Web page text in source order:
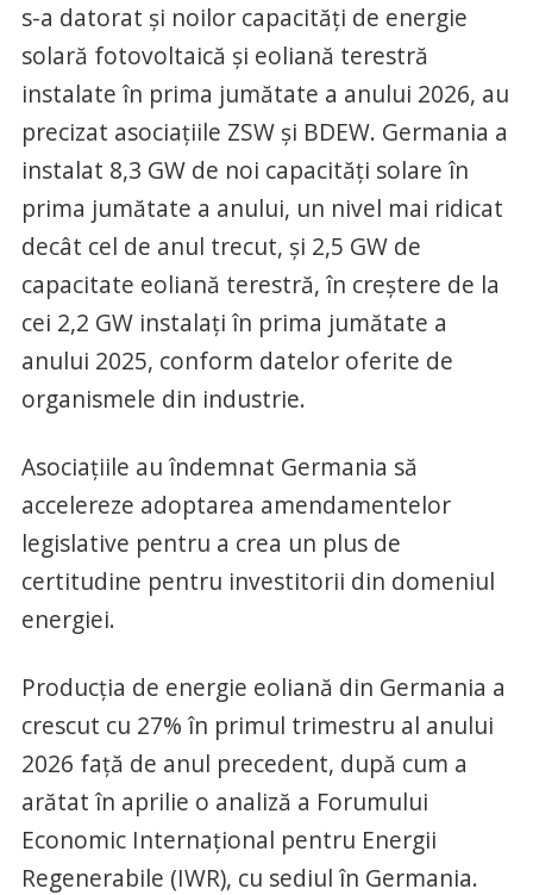
s-a datorat și noilor capacități de energie
solară fotovoltaică și eoliană terestră
instalate în prima jumătate a anului 2026, au
precizat asociațiile ZSW și BDEW. Germania a
instalat 8,3 GW de noi capacități solare în
prima jumătate a anului, un nivel mai ridicat
decât cel de anul trecut, și 2,5 GW de
capacitate eoliană terestră, în creștere de la
cei 2,2 GW instalați în prima jumătate a
anului 2025, conform datelor oferite de
organismele din industrie.
Asociațiile au îndemnat Germania să
accelereze adoptarea amendamentelor
legislative pentru a crea un plus de
certitudine pentru investitorii din domeniul
energiei.
Producția de energie eoliană din Germania a
crescut cu 27% în primul trimestru al anului
2026 față de anul precedent, după cum a
arătat în aprilie o analiză a Forumului
Economic Internațional pentru Energii
Regenerabile (IWR), cu sediul în Germania.